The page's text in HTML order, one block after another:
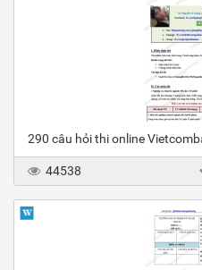
290 câu hỏi thi online
44538